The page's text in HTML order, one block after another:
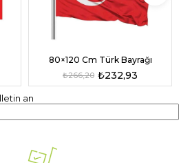
80×120 Cm Türk Bayrağı
₺232,93
₺266,20
an